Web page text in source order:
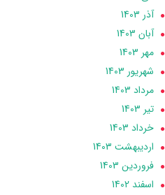
آذر 1403
آبان 1403
مهر 1403
شهریور 1403
مرداد 1403
تير 1403
خرداد 1403
ارديبهشت 1403
فروردین 1403
اسفند 1402